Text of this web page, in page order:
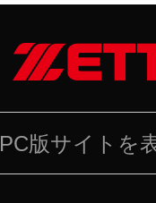
PC版サイトを